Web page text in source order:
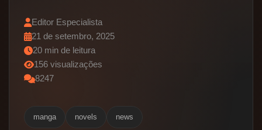
Editor Especialista
21 de setembro, 2025
20 min de leitura
156 visualizações
8247
manga novels news